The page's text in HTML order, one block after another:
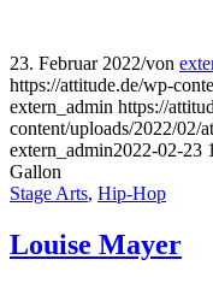
23. Februar 2022/von
https://attitude.de/wp-
extern_admin https://
content/uploads/2022/02/
extern_admin2022-02-23
Gallon
Stage Arts, Hip-Hop
Louise Mayer